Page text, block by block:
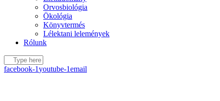
Orvosbiológia
Ökológia
Könyvtermés
Lélektani lelemények
Rólunk
facebook-1youtube-1email